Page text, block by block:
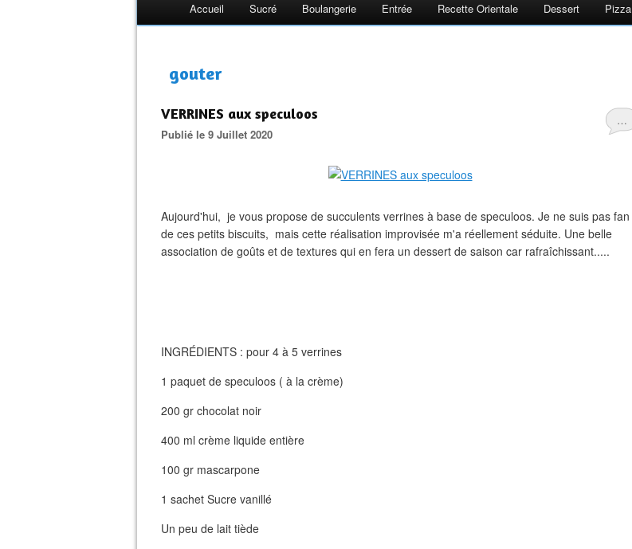
Accueil Sucré Boulangerie Entrée Recette Orientale Dessert Pizza
gouter
…
VERRINES aux speculoos
Publié le 9 Juillet 2020
Aujourd'hui, je vous propose de succulents verrines à base de speculoos. Je ne suis pas fan
de ces petits biscuits, mais cette réalisation improvisée m'a réellement séduite. Une belle
association de goûts et de textures qui en fera un dessert de saison car rafraîchissant.....
INGRÉDIENTS : pour 4 à 5 verrines
1 paquet de speculoos ( à la crème)
200 gr chocolat noir
400 ml crème liquide entière
100 gr mascarpone
1 sachet Sucre vanillé
Un peu de lait tiède